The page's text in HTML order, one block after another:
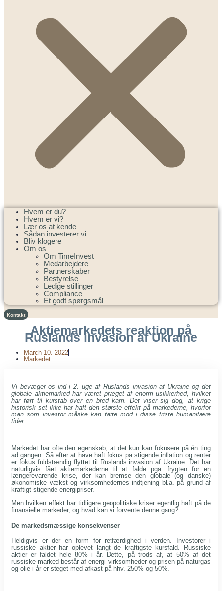
Hvem er du?
Hvem er vi?
Lær os at kende
Sådan investerer vi
Bliv klogere
Om os
Om TimeInvest
Medarbejdere
Partnerskaber
Bestyrelse
Ledige stillinger
Compliance
Et godt spørgsmål
Kontakt
Aktiemarkedets reaktion på
Ruslands invasion af Ukraine
March 10, 2022
Markedet
Vi bevæger os ind i 2. uge af Ruslands invasion af Ukraine og det
globale aktiemarked har været præget af enorm usikkerhed, hvilket
har ført til kurstab over en bred kam. Det viser sig dog, at krige
historisk set ikke har haft den største effekt på markederne, hvorfor
man som investor måske kan fatte mod i disse triste humanitære
tider.
Markedet har ofte den egenskab, at det kun kan fokusere på én ting
ad gangen. Så efter at have haft fokus på stigende inflation og renter
er fokus fuldstændig flyttet til Ruslands invasion af Ukraine. Det har
naturligvis fået aktiemarkederne til at falde pga. frygten for en
længerevarende krise, der kan bremse den globale (og danske)
økonomiske vækst og virksomhedernes indtjening bl.a. på grund af
kraftigt stigende energipriser.
Men hvilken effekt har tidligere geopolitiske kriser egentlig haft på de
finansielle markeder, og hvad kan vi forvente denne gang?
De markedsmæssige konsekvenser
Heldigvis er der en form for retfærdighed i verden. Investorer i
russiske aktier har oplevet langt de kraftigste kursfald. Russiske
aktier er faldet hele 80% i år. Dette, på trods af, at 50% af det
russiske marked består af energi virksomheder og prisen på naturgas
og olie i år er steget med afkast på hhv. 250% og 50%.